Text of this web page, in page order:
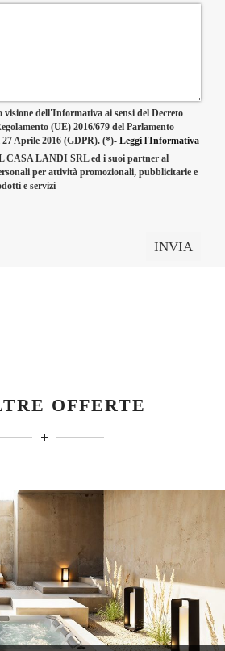
visione dell'Informativa ai sensi del Decreto
(UE) 2016/679 del Parlamento
Aprile 2016 (GDPR). (*)- Leggi l'Informativa
CASA LANDI SRL ed i suoi partner al
per attività promozionali, pubblicitarie e
e servizi
OFFERTE